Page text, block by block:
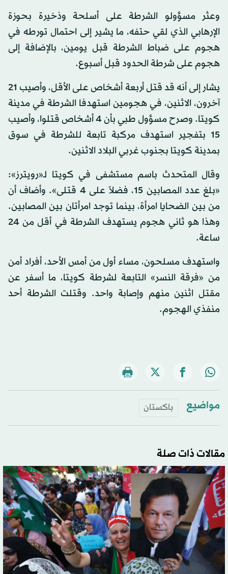
وعثر مسؤولو الشرطة على أسلحة وذخيرة بحوزة
الإرهابي الذي لقي حتفه، ما يشير إلى احتمال تورطه في
هجوم على ضباط الشرطة قبل يومين، بالإضافة إلى
هجوم على شرطة الحدود قبل أسبوع.
يشار إلى أنه قد قتل أربعة أشخاص على الأقل، وأصيب 21
آخرون، الاثنين، في هجومين استهدفا الشرطة في مدينة
كويتا. وصرح مسؤول طبي بأن 4 أشخاص قتلوا، وأصيب
15 بتفجير استهدف مركبة تابعة للشرطة في سوق
بمدينة كويتا بجنوب غربي البلاد الاثنين.
وقال المتحدث باسم مستشفى في كويتا لـ«رويترز»:
«بلغ عدد المصابين 15، فضلاً على 4 قتلى». وأضاف أن
من بين الضحايا امرأة، بينما توجد امرأتان بين المصابين.
وهذا هو ثاني هجوم يستهدف الشرطة في أقل من 24
ساعة.
واستهدف مسلحون، مساء أول من أمس الأحد، أفراد أمن
من «فرقة النسر» التابعة لشرطة كويتا، ما أسفر عن
مقتل اثنين منهم وإصابة واحد. وقتلت الشرطة أحد
منفذي الهجوم.
مواضيع باكستان
مقالات ذات صلة